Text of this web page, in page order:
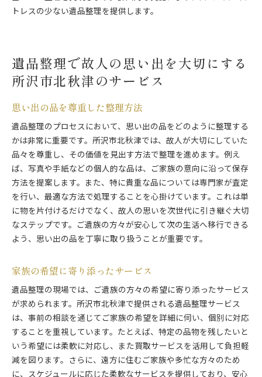
ご家族の負担を軽減するための工夫
トレスの少ない遺品整理を提供します。
遺品整理で故人の思い出を大切にする
所沢市北秋津のサービス
思い出の品を尊重した整理方法
遺品整理のプロセスにおいて、思い出の品をどのように整理する
かは非常に重要です。所沢市北秋津では、故人が大切にしていた
品々を尊重し、その価値を見出す方法で整理を進めます。例え
ば、写真や手紙などの個人的な品は、ご家族の意向に沿って保存
方法を提案します。また、特に貴重な品については専門家が査定
を行い、最適な方法で処理することを心掛けています。これは単
に物を片付けるだけでなく、故人の思いを次世代に引き継ぐ大切
なステップです。ご遺族の方々が安心して次の生活へ移行できる
よう、思い出の品を丁寧に取り扱うことが重要です。
家族の希望に寄り添ったサービス
遺品整理の現場では、ご遺族の方々の希望に寄り添ったサービス
が求められます。所沢市北秋津で提供される遺品整理サービス
は、事前の相談を通じてご家族の希望を詳細に伺い、個別に対応
することを重視しています。たとえば、特定の品物を残したいと
いう希望には柔軟に対応し、また買取サービスを活用して負担軽
減を図ります。さらに、遠方に住むご家族や多忙な方々のため